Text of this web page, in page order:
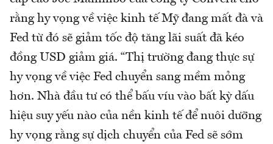
rằng hy vọng về việc kinh tế Mỹ đang mất đà và
Fed từ đó sẽ giảm tốc độ tăng lãi suất đã kéo
đồng USD giảm giá. “Thị trường đang thực sự
hy vọng về việc Fed chuyển sang mềm mỏng
hơn. Nhà đầu tư có thể bấu víu vào bất kỳ dấu
hiệu suy yếu nào của nền kinh tế để nuôi dưỡng
hy vọng rằng sự dịch chuyển của Fed sẽ sớm